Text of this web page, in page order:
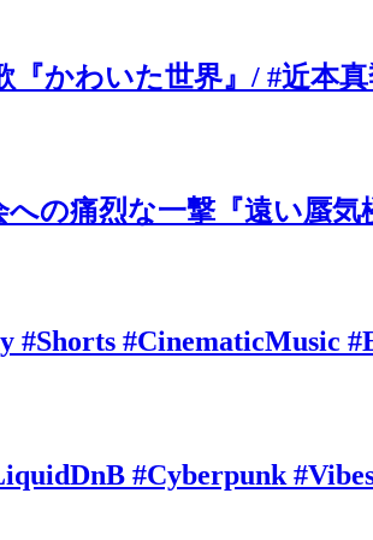
かわいた世界』/ #近本真
の痛烈な一撃『遠い蜃気
#CinematicMusic
#Cyberpunk